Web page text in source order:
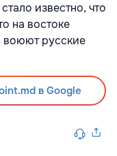
известно, что
на востоке
воюют русские
в Google